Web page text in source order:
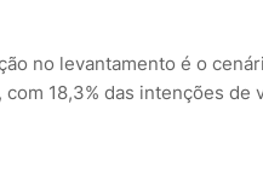
no levantamento é o
18,3% das intenções